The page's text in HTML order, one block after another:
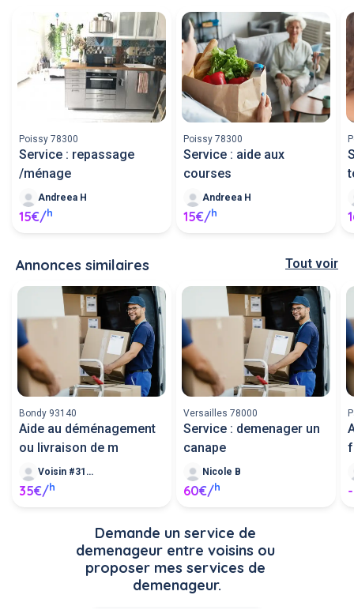
Poissy 78300
Service : repassage
/ménage
Andreea H
15€/h
Poissy 78300
Service : aide aux
courses
Andreea H
15€/h
Annonces similaires Tout voir
Bondy 93140
Aide au déménagement
ou livraison de m
Voisin #316186
35€/h
Versailles 78000
Service : demenager un
canape
Nicole B
60€/h
Demande un service de
demenageur entre voisins ou
proposer mes services de
demenageur.